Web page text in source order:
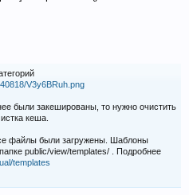
V3y6BRuh.png
были закешированы, то нужно очистить
кеша.
файлы были загружены. Шаблоны
public/view/templates/ . Подробнее
templates